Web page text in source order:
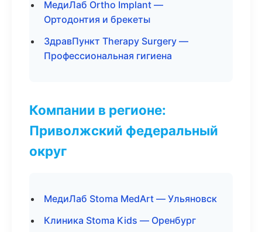
МедиЛаб Ortho Implant —
Ортодонтия и брекеты
ЗдравПункт Therapy Surgery —
Профессиональная гигиена
Компании в регионе:
Приволжский федеральный
округ
МедиЛаб Stoma MedArt — Ульяновск
Клиника Stoma Kids — Оренбург